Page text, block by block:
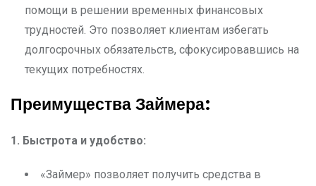
помощи в решении временных финансовых
трудностей. Это позволяет клиентам избегать
долгосрочных обязательств, сфокусировавшись на
текущих потребностях.
Преимущества Займера:
1. Быстрота и удобство:
«Займер» позволяет получить средства в